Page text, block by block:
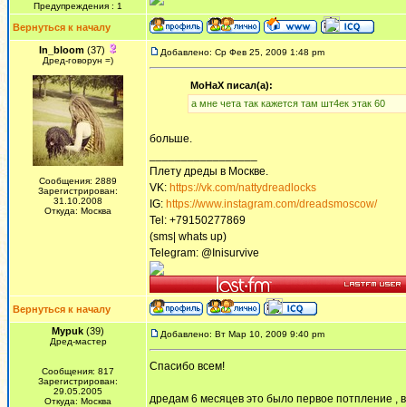
Предупреждения : 1
Вернуться к началу
In_bloom(37)
Дред-говорун =)
Сообщения: 2889
Зарегистрирован:
31.10.2008
Откуда: Москва
Добавлено: Ср Фев 25, 2009 1:48 pm
MoHaX писал(а):
а мне чета так кажется там шт4ек этак 60
больше.
Плету дреды в Москве.
VK: https://vk.com/nattydreadlocks
IG: https://www.instagram.com/dreadsmoscow/
Tel: +79150277869
(sms| whats up)
Telegram: @Inisurvive
Вернуться к началу
Mypuk (39)
Дред-мастер
Сообщения: 817
Зарегистрирован:
29.05.2005
Откуда: Москва
Добавлено: Вт Мар 10, 2009 9:40 pm
Спасибо всем!
дредам 6 месяцев это было первое потпление ,